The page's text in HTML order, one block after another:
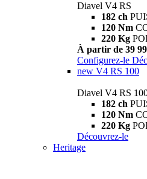
Diavel V4 RS
182 ch
120 Nm
220 Kg
À partir de 39
Configurez-le
new V4 RS 100
Diavel V4 RS
182 ch
120 Nm
220 Kg
Découvrez-le
Heritage